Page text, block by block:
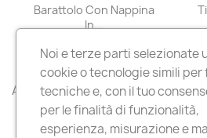
Barattolo Con Nappina
In...
17,90 €
All products
Noi e terze parti selezionate
cookie o tecnologie simili per
tecniche e, con il tuo
per le finalità di funzionalità,
esperienza, misurazione e